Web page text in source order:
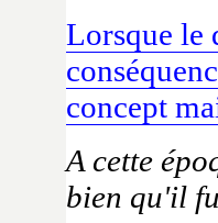
Lorsque le
concept
A cette
bien qu'il